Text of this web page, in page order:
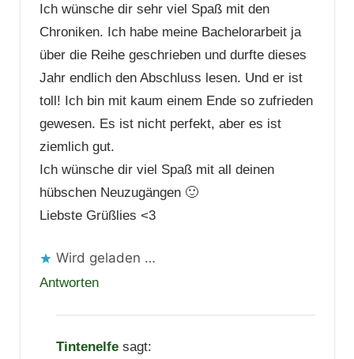
Ich wünsche dir sehr viel Spaß mit den
Chroniken. Ich habe meine Bachelorarbeit ja
über die Reihe geschrieben und durfte dieses
Jahr endlich den Abschluss lesen. Und er ist
toll! Ich bin mit kaum einem Ende so zufrieden
gewesen. Es ist nicht perfekt, aber es ist
ziemlich gut.
Ich wünsche dir viel Spaß mit all deinen
hübschen Neuzugängen 🙂
Liebste Grüßlies <3
Wird geladen …
Antworten
Tintenelfe sagt: